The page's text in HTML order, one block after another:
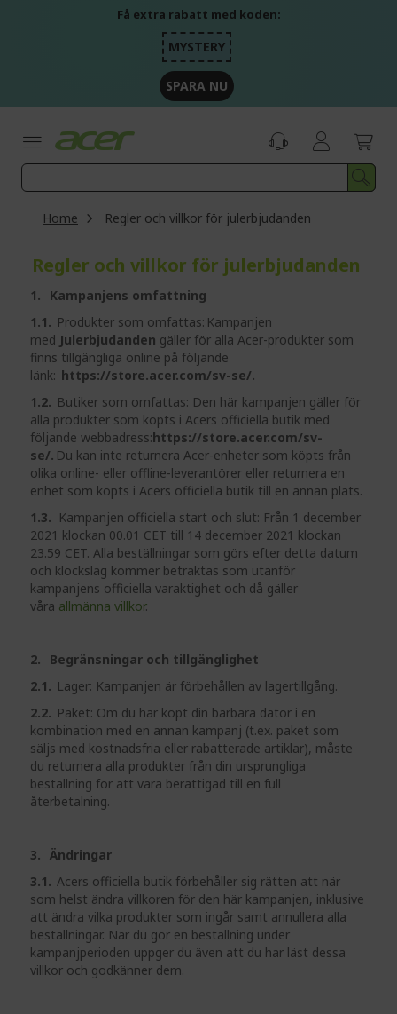
Få extra rabatt med koden:
MYSTERY
SPARA NU
Home Regler och villkor för julerbjudanden
Regler och villkor för julerbjudanden
1. Kampanjens omfattning
1.1. Produkter som omfattas: Kampanjen
med Julerbjudanden gäller för alla Acer-produkter som
finns tillgängliga online på följande
länk: https://store.acer.com/sv-se/.
1.2. Butiker som omfattas: Den här kampanjen gäller för
alla produkter som köpts i Acers officiella butik med
följande webbadress:https://store.acer.com/sv-
se/. Du kan inte returnera Acer-enheter som köpts från
olika online- eller offline-leverantörer eller returnera en
enhet som köpts i Acers officiella butik till en annan plats.
1.3. Kampanjen officiella start och slut: Från 1 december
2021 klockan 00.01 CET till 14 december 2021 klockan
23.59 CET. Alla beställningar som görs efter detta datum
och klockslag kommer betraktas som utanför
kampanjens officiella varaktighet och då gäller
våra allmänna villkor.
2. Begränsningar och tillgänglighet
2.1. Lager: Kampanjen är förbehållen av lagertillgång.
2.2. Paket: Om du har köpt din bärbara dator i en
kombination med en annan kampanj (t.ex. paket som
säljs med kostnadsfria eller rabatterade artiklar), måste
du returnera alla produkter från din ursprungliga
beställning för att vara berättigad till en full
återbetalning.
3. Ändringar
3.1. Acers officiella butik förbehåller sig rätten att när
som helst ändra villkoren för den här kampanjen, inklusive
att ändra vilka produkter som ingår samt annullera alla
beställningar. När du gör en beställning under
kampanjperioden uppger du även att du har läst dessa
villkor och godkänner dem.